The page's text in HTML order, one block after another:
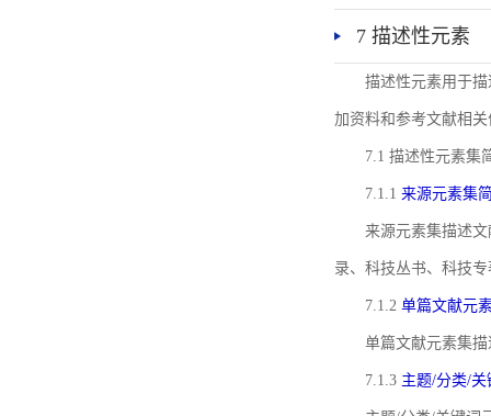
7 描述性元素
描述性元素用于
加资料和参考文献相
7.1 描述性元素集
7.1.1 来源元素集
来源元素集描述
录、科技丛书、科技
7.1.2 单篇文献元
单篇文献元素集
7.1.3 主题/分类/